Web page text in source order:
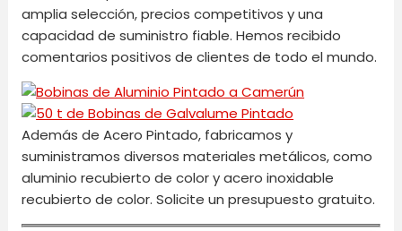
amplia selección, precios competitivos y una
capacidad de suministro fiable. Hemos recibido
comentarios positivos de clientes de todo el mundo.
Además de Acero Pintado, fabricamos y
suministramos diversos materiales metálicos, como
aluminio recubierto de color y acero inoxidable
recubierto de color. Solicite un presupuesto gratuito.